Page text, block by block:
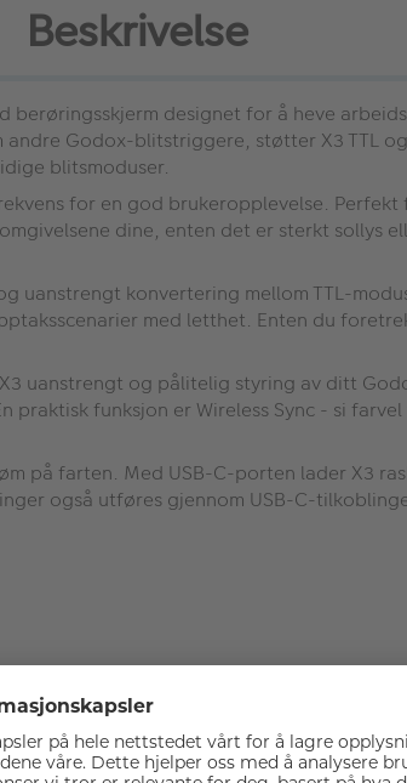
Beskrivelse
berøringsskjerm designet for å heve
Godox-blitstriggere, støtter X3 TTL
blitsmoduser.
for en god brukeropplevelse.
dine, enten det er sterkt sollys
uanstrengt konvertering mellom TTL-
med letthet. Enten du
uanstrengt og pålitelig styring av ditt
funksjon er Wireless Sync - si
farten. Med USB-C-porten lader X3
også utføres gjennom USB-C-